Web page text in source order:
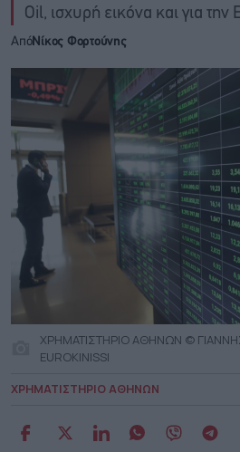
Oil, ισχυρή εικόνα και για την
ΑπόΝίκος Φορτούνης
ΧΡΗΜΑΤΙΣΤΗΡΙΟ ΑΘΗΝΩΝ ©
EUROKINISSI
ΧΡΗΜΑΤΙΣΤΗΡΙΟ ΑΘΗΝΩΝ